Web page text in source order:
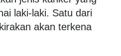
laki-laki. Satu dari
akan terkena